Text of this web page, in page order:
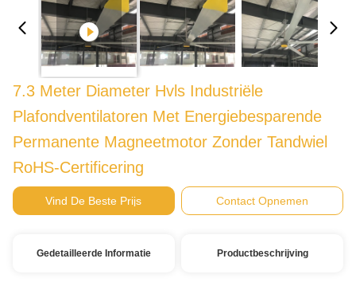
7.3 Meter Diameter Hvls Industriële
Plafondventilatoren Met Energiebesparende
Permanente Magneetmotor Zonder Tandwiel
RoHS-Certificering
Vind De Beste Prijs Contact Opnemen
Gedetailleerde Informatie Productbeschrijving